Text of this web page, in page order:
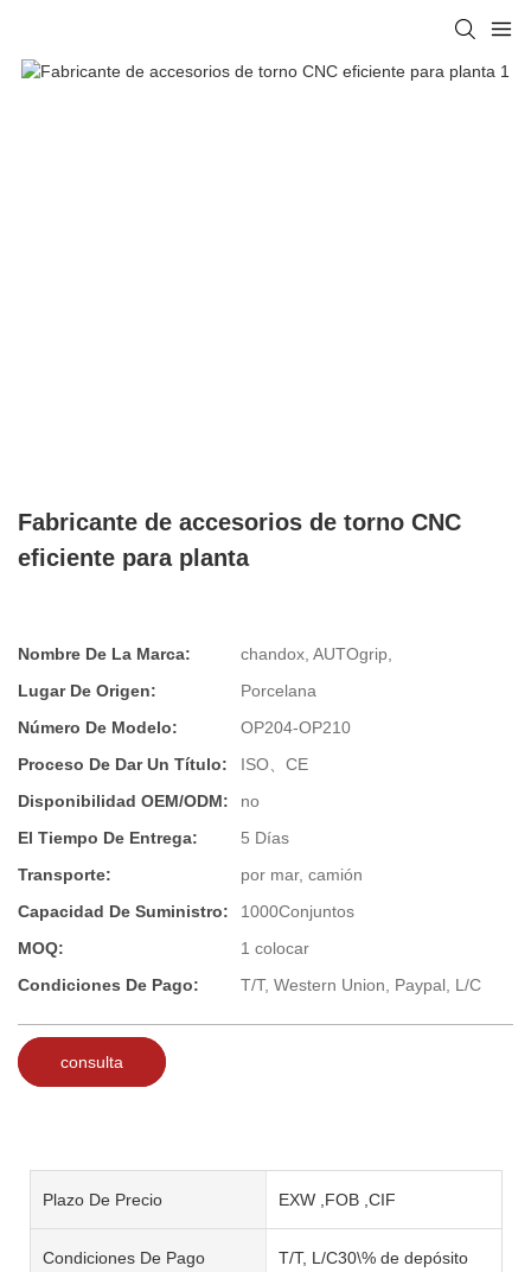
Fabricante de accesorios de torno CNC
eficiente para planta
Nombre De La Marca:
chandox, AUTOgrip,
Lugar De Origen:
Porcelana
Número De Modelo:
OP204-OP210
Proceso De Dar Un Título:
ISO、CE
Disponibilidad OEM/ODM:
no
El Tiempo De Entrega:
5 Días
Transporte:
por mar, camión
Capacidad De Suministro:
1000Conjuntos
MOQ:
1 colocar
Condiciones De Pago:
T/T, Western Union, Paypal, L/C
consulta
Plazo De Precio EXW ,FOB ,CIF
Condiciones De Pago T/T, L/C30\% de depósito